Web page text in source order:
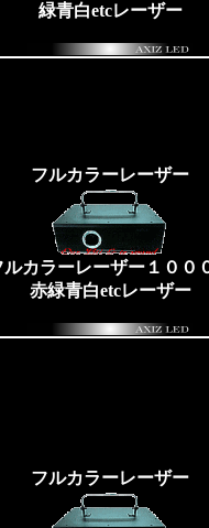
緑青白etcレーザー
フルカラーレーザー
ルカラーレーザー１００
赤緑青白etcレーザー
フルカラーレーザー